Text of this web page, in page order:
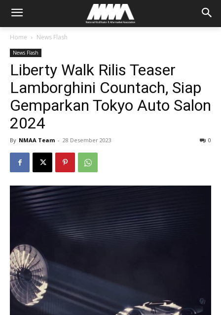
Home News Flash
News Flash
Liberty Walk Rilis Teaser
Lamborghini Countach, Siap
Gemparkan Tokyo Auto Salon
2024
By NMAA Team - 28 Desember 2023 0